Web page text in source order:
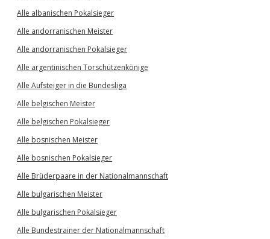
Alle albanischen Pokalsieger
Alle andorranischen Meister
Alle andorranischen Pokalsieger
Alle argentinischen Torschützenkönige
Alle Aufsteiger in die Bundesliga
Alle belgischen Meister
Alle belgischen Pokalsieger
Alle bosnischen Meister
Alle bosnischen Pokalsieger
Alle Brüderpaare in der Nationalmannschaft
Alle bulgarischen Meister
Alle bulgarischen Pokalsieger
Alle Bundestrainer der Nationalmannschaft